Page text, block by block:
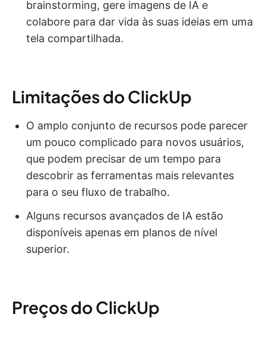
brainstorming, gere imagens de IA e
colabore para dar vida às suas ideias em uma
tela compartilhada.
Limitações do ClickUp
O amplo conjunto de recursos pode parecer
um pouco complicado para novos usuários,
que podem precisar de um tempo para
descobrir as ferramentas mais relevantes
para o seu fluxo de trabalho.
Alguns recursos avançados de IA estão
disponíveis apenas em planos de nível
superior.
Preços do ClickUp